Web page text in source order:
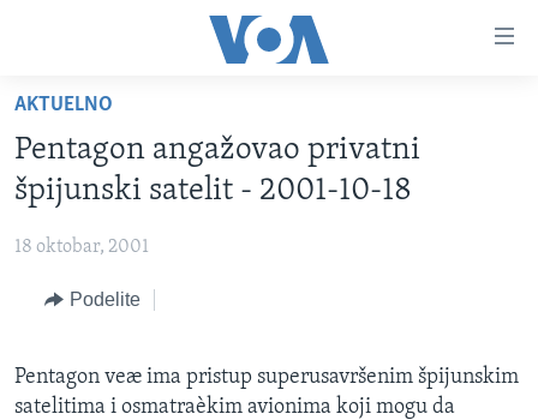
glavni
sadržaj
Idi
na
glavnu
RUBRIKE
AMERIKA
BALKAN
GLOBALNE TEME
NAUKA I TEHNOLOGIJA
TV PROGRAM
OTVORENI STUDIO
IZ AMERIKE
AKTUELNO
Pentagon angažovao privatni
špijunski satelit - 2001-10-18
18 oktobar, 2001
Podelite
Pentagon veæ ima pristup superusavršenim špijunskim
satelitima i osmatraèkim avionima koji mogu da